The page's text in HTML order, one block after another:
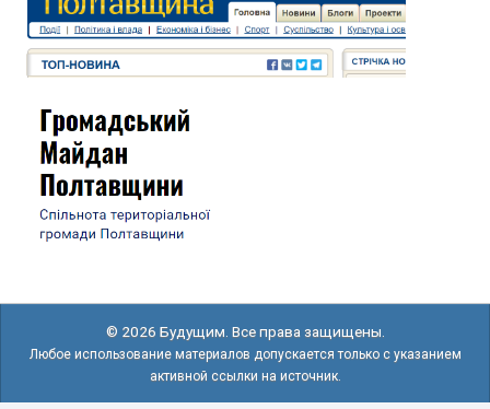
© 2026 Будущим. Все права защищены.
Любое использование материалов допускается только с указанием
активной ссылки на источник.